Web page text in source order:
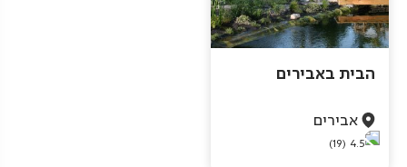
הבית באבירים
אבירים
4.5
(19)